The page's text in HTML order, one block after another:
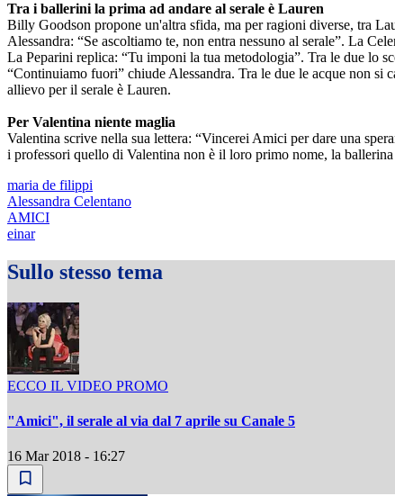
Tra i ballerini la prima ad andare al serale è Lauren
Billy Goodson propone un'altra sfida, ma per ragioni diverse, tra
Alessandra: “Se ascoltiamo te, non entra nessuno al serale”. La
La Peparini replica: “Tu imponi la tua metodologia”. Tra le due lo
“Continuiamo fuori” chiude Alessandra. Tra le due le acque non
allievo per il serale è Lauren.
Per Valentina niente maglia
Valentina scrive nella sua lettera: “Vincerei Amici per dare una
i professori quello di Valentina non è il loro primo nome, la
maria de filippi
Alessandra Celentano
AMICI
einar
Sullo stesso tema
ECCO IL VIDEO PROMO
"Amici", il serale al via dal 7 aprile su Canale 5
16 Mar 2018 - 16:27